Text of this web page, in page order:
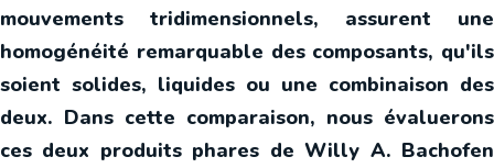
mouvements tridimensionnels, assurent une
homogénéité remarquable des composants, qu'ils
soient solides, liquides ou une combinaison des
deux. Dans cette comparaison, nous évaluerons
ces deux produits phares de Willy A. Bachofen